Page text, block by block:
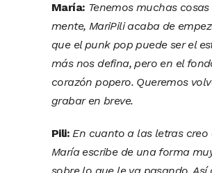
María: Tenemos muchas cosas
mente, MariPili acaba de
que el punk pop puede ser el
más nos defina, pero en el
corazón popero. Queremos
grabar en breve.
Pili: En cuanto a las letras creo
María escribe de una forma